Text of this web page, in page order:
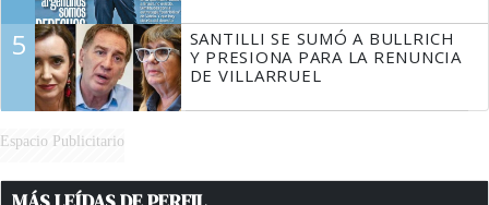
5
SANTILLI SE SUMÓ A BULLRICH
Y PRESIONA PARA LA RENUNCIA
DE VILLARRUEL
Espacio Publicitario